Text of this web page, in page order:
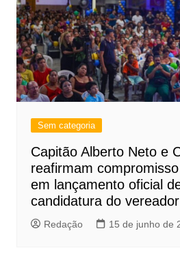
Sem categoria
Capitão Alberto Neto e
reafirmam
em lançamento oficial
candidatura do vereador
Redação 15 de junho de